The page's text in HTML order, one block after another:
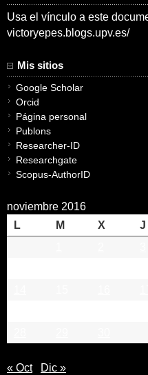
Usa el vínculo a este
victoryepes.blogs.upv.es/
Mis sitios
Google Scholar
Orcid
Página personal
Publons
Researcher-ID
Researchgate
Scopus-AuthorID
noviembre 2016
L
M X J
« Oct Dic »